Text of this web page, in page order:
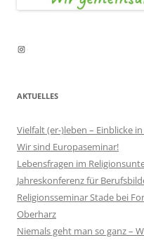
Instagram
AKTUELLES
Vielfalt (er-)leben – Einblicke
Wir sind Europaseminar!
Lebensfragen im
Jahreskonferenz für
Religionsseminar Stade bei
Oberharz
Niemals geht man so ganz –